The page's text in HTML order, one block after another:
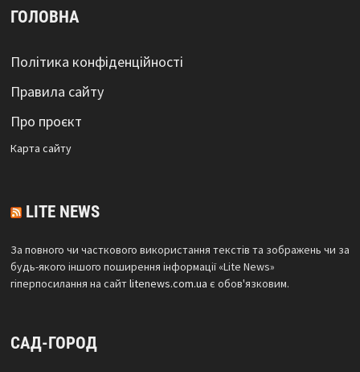
ГОЛОВНА
Політика конфіденційності
Правила сайту
Про проєкт
Карта сайтy
LITE NEWS
За повного чи часткового використання текстів та зображень чи за
будь-якого іншого поширення інформації «Lite News»
гіперпосилання на сайтlitenews.com.ua є обов'язковим.
САД-ГОРОД